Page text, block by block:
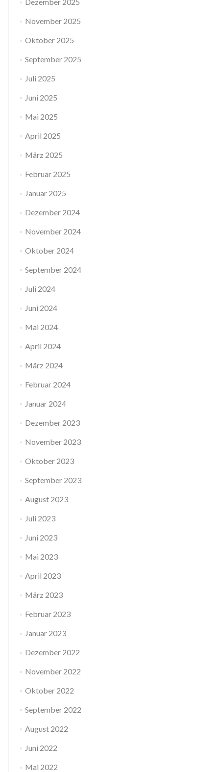
November 2025
Oktober 2025
September 2025
Juli 2025
Juni 2025
Mai 2025
April 2025
März 2025
Februar 2025
Januar 2025
Dezember 2024
November 2024
Oktober 2024
September 2024
Juli 2024
Juni 2024
Mai 2024
April 2024
März 2024
Februar 2024
Januar 2024
Dezember 2023
November 2023
Oktober 2023
September 2023
August 2023
Juli 2023
Juni 2023
Mai 2023
April 2023
März 2023
Februar 2023
Januar 2023
Dezember 2022
November 2022
Oktober 2022
September 2022
August 2022
Juni 2022
Mai 2022